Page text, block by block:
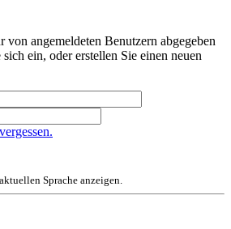
angemeldeten Benutzern abgegeben
ein, oder erstellen Sie einen neuen
Sprache anzeigen.